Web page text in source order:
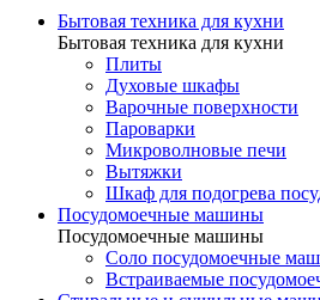
Бытовая техника для кухни
Бытовая техника для кухни
Плиты
Духовые шкафы
Варочные поверхности
Пароварки
Микроволновые печи
Вытяжки
Шкаф для подогрева
Посудомоечные машины
Посудомоечные машины
Соло посудомоечные
Встраиваемые